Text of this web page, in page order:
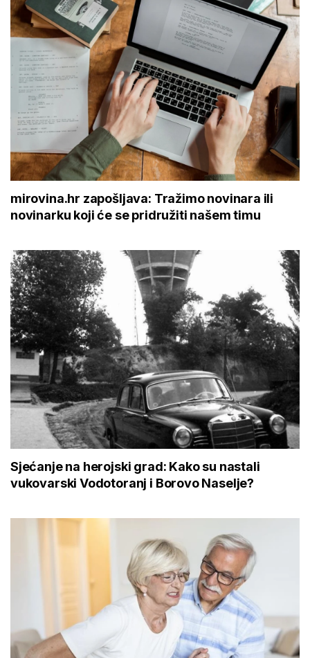
mirovina.hr zapošljava: Tražimo novinara ili
novinarku koji će se pridružiti našem timu
Sjećanje na herojski grad: Kako su nastali
vukovarski Vodotoranj i Borovo Naselje?